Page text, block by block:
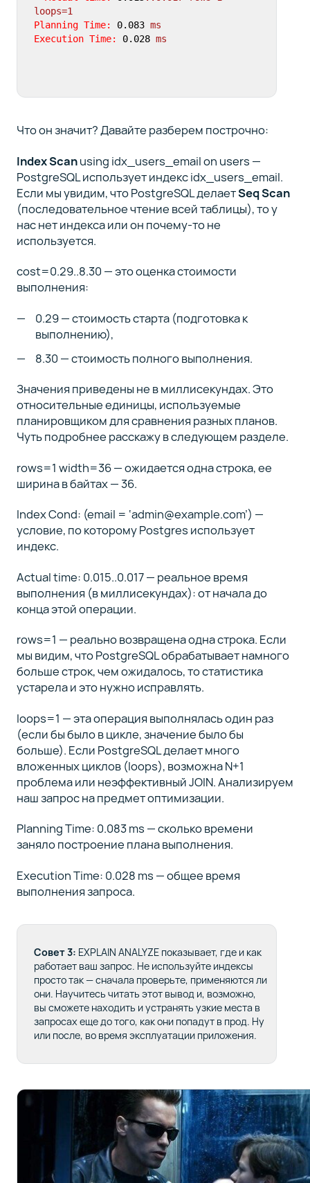
loops=1
Planning Time:
0.083 ms
Execution Time:
0.028 ms
Что он значит? Давайте разберем построчно:
Index Scanusing idx_users_email on users —
PostgreSQL использует индекс idx_users_email.
Если мы увидим, что PostgreSQL делаетSeq Scan
(последовательное чтение всей таблицы), то у
нас нет индекса или он почему-то не
используется.
cost=0.29..8.30 — это оценка стоимости
выполнения:
0.29 — стоимость старта (подготовка к
выполнению),
8.30 — стоимость полного выполнения.
Значения приведены не в миллисекундах. Это
относительные единицы, используемые
планировщиком для сравнения разных планов.
Чуть подробнее расскажу в следующем разделе.
rows=1 width=36 — ожидается одна строка, ее
ширина в байтах — 36.
Index Cond: (email = ‘admin@example.com’) —
условие, по которому Postgres использует
индекс.
Actual time: 0.015..0.017 — реальное время
выполнения (в миллисекундах): от начала до
конца этой операции.
rows=1 — реально возвращена одна строка. Если
мы видим, что PostgreSQL обрабатывает намного
больше строк, чем ожидалось, то статистика
устарела и это нужно исправлять.
loops=1 — эта операция выполнялась один раз
(если бы было в цикле, значение было бы
больше). Если PostgreSQL делает много
вложенных циклов (loops), возможна N+1
проблема или неэффективный JOIN. Анализируем
наш запрос на предмет оптимизации.
Planning Time: 0.083 ms — сколько времени
заняло построение плана выполнения.
Execution Time: 0.028 ms — общее время
выполнения запроса.
Совет 3: EXPLAIN ANALYZEпоказывает, где и как
работает ваш запрос. Не используйте индексы
просто так — сначала проверьте, применяются ли
они. Научитесь читать этот вывод и, возможно,
вы сможете находить и устранять узкие места в
запросах еще до того, как они попадут в прод. Ну
или после, во время эксплуатации приложения.